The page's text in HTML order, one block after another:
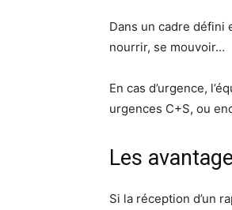
Dans un cadre défini
nourrir, se mouvoir…
En cas d’urgence,
urgences C+S, ou
Les
Si la réception d’un